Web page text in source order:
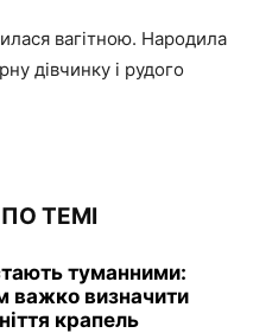
вагітною. Народила
дівчинку і рудого
ПО ТЕМІ
туманними:
важко визначити
крапель